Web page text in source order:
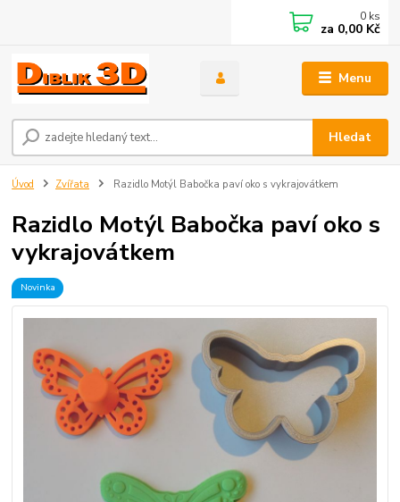
Menu
Hledat
0 ks
za 0,00 Kč
Úvod Zvířata Razidlo Motýl Babočka paví oko s vykrajovátkem
Razidlo Motýl Babočka paví oko s
vykrajovátkem
Novinka